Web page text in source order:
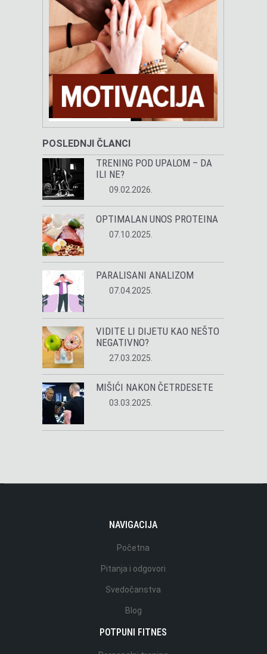
POSLEDNJI ČLANCI
TRENING POD UPALOM – DA
ILI NE?
09.02.2026.
OPTIMALAN UNOS PROTEINA
07.10.2025.
PARALISANI ANALIZOM
07.04.2025.
VIDITE LI DIJETU KAO NEŠTO
NEGATIVNO?
27.03.2025.
MIŠIĆI NAKON ČETRDESETE
03.03.2025.
NAVIGACIJA
Početna
Pitanja i odgovori
Svedočanstva
Blog
POTPUNI FITNES